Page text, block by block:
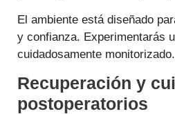
El ambiente está diseñado
y confianza. Experimentarás
cuidadosamente monitorizado.
Recuperación y
postoperatorios